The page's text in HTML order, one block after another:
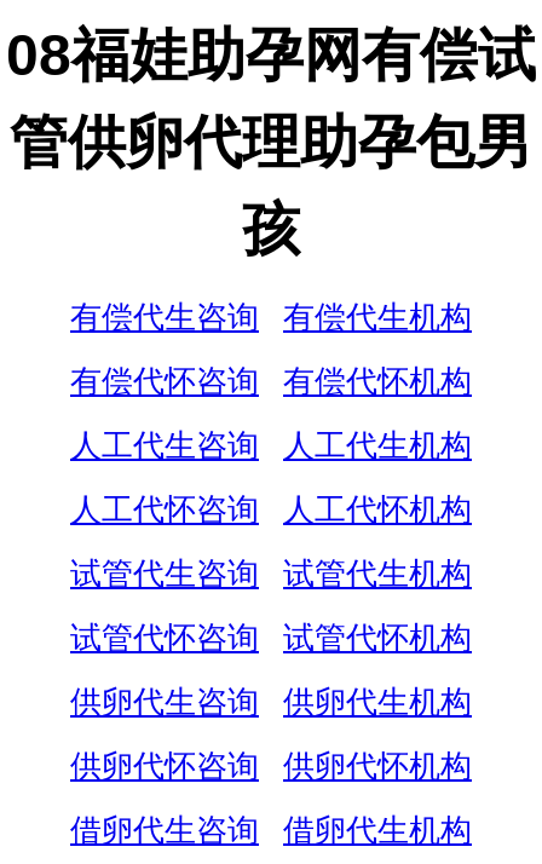
08福娃助孕网有偿试
管供卵代理助孕包男
孩
有偿代生咨询
有偿代生机构
有偿代怀咨询
有偿代怀机构
人工代生咨询
人工代生机构
人工代怀咨询
人工代怀机构
试管代生咨询
试管代生机构
试管代怀咨询
试管代怀机构
供卵代生咨询
供卵代生机构
供卵代怀咨询
供卵代怀机构
借卵代生咨询
借卵代生机构